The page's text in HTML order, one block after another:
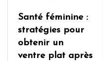
Santé féminine :
stratégies pour
obtenir un
ventre plat après